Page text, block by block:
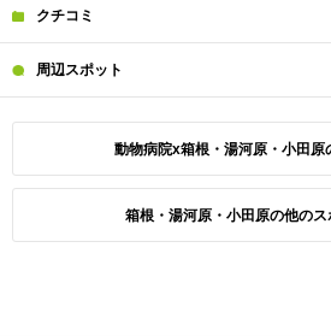
クチコミ
周辺スポット
動物病院x箱根・湯河原・小田原
箱根・湯河原・小田原の他の